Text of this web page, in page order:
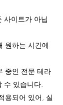
사이트가 아닙
원하는 시간에
중인 전문 테라
수 있습니다.
용되어 있어, 실